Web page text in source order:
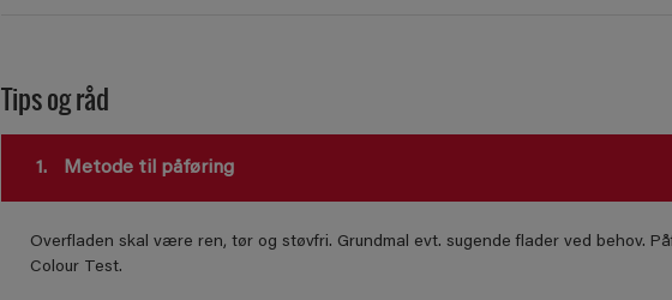
Tips og råd
1. Metode til påføring
Overfladen skal være ren, tør og støvfri. Grundmal evt. sugende flader ved behov.
Colour Test.